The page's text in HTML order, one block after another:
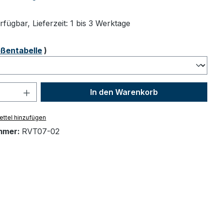
Lieferzeit: 1 bis 3 Werktage
)
Gib den gewünschten Wert
In den Warenkorb
hinzufügen
RVT07-02